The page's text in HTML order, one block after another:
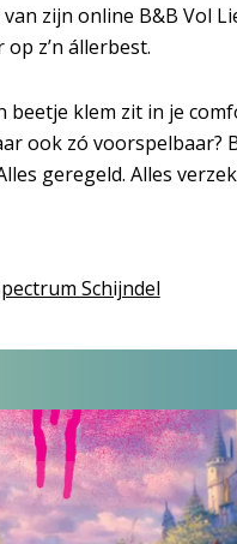
zijn online B&B Vol
z’n állerbest.
beetje klem zit in je
ook zó voorspelbaar?
geregeld. Alles
Schijndel